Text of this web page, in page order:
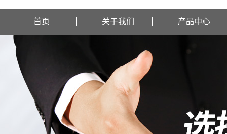
首页 关于我们 产品中心